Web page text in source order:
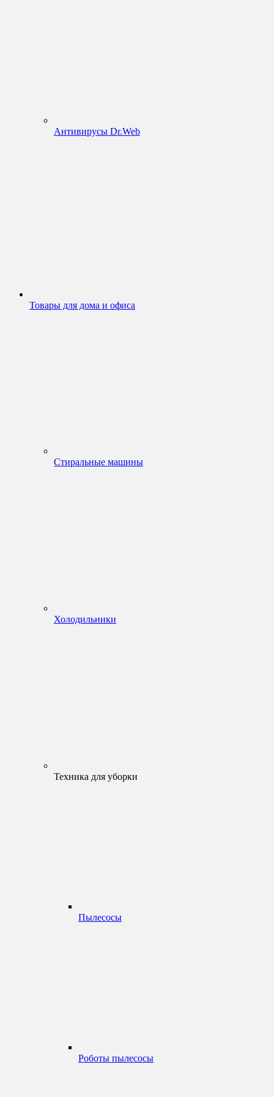
Антивирусы Dr.Web
Товары для дома и офиса
Стиральные машины
Холодильники
Техника для уборки
Пылесосы
Роботы пылесосы